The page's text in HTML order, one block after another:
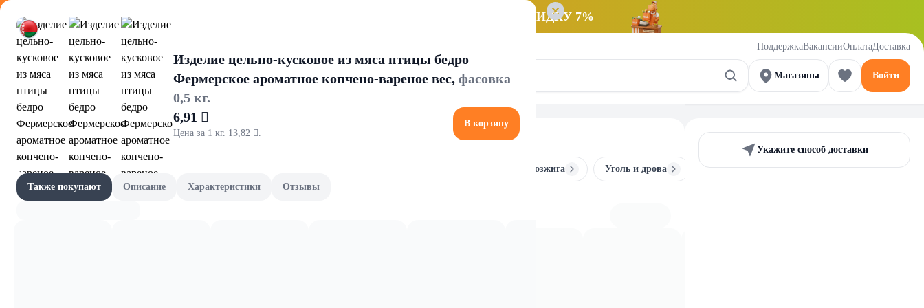
Оформляйте заказ НА САМОВЫВОЗ и получайте СКИДКУ 7%
ПоддержкаВакансииОплатаДоставка
Магазины Войти
Акции
Наши бренды
Средства для розжига Уголь и дрова Шампуры и решетки
Укажите способ доставки
Изделие цельно-кусковое из мяса птицы бедро
Фермерское ароматное копчено-вареное вес, фасовка
0,5 кг.
6,91 
Цена за 1 кг. 13,82 .
В корзину
Также покупают Описание Характеристики Отзывы